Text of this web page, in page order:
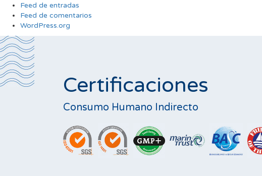
Feed de entradas
Feed de comentarios
WordPress.org
Certificaciones
Consumo Humano Indirecto